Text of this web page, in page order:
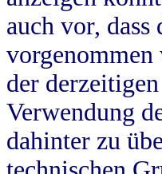
auch vor,
der
Verwendung
dahinter zu